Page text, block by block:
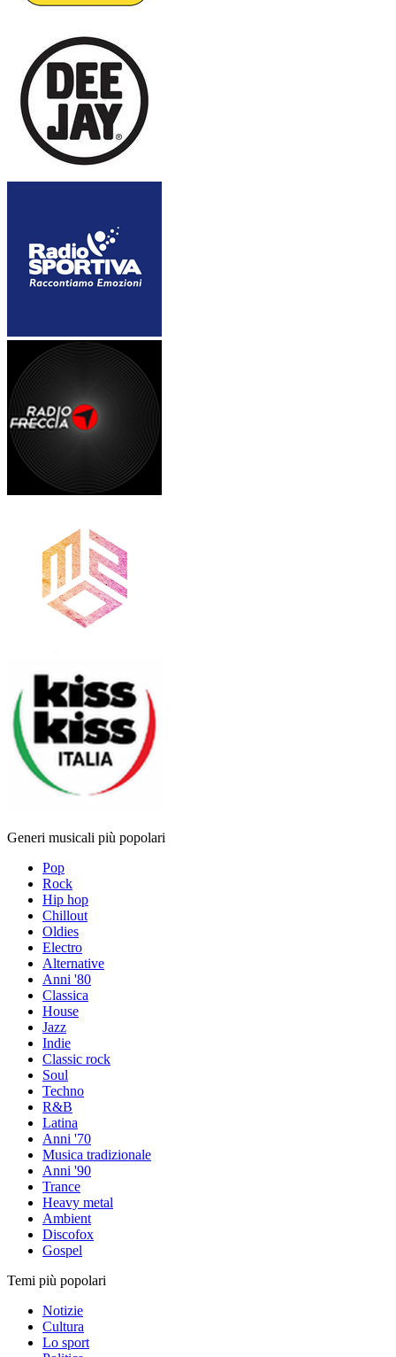
Generi musicali più popolari
Pop
Rock
Hip hop
Chillout
Oldies
Electro
Alternative
Anni '80
Classica
House
Jazz
Indie
Classic rock
Soul
Techno
R&B
Latina
Anni '70
Musica tradizionale
Anni '90
Trance
Heavy metal
Ambient
Discofox
Gospel
Temi più popolari
Notizie
Cultura
Lo sport